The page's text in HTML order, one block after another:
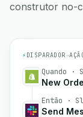
construtor no-
⚡ DISPARADOR→
Quando ·
New
Então ·
Send